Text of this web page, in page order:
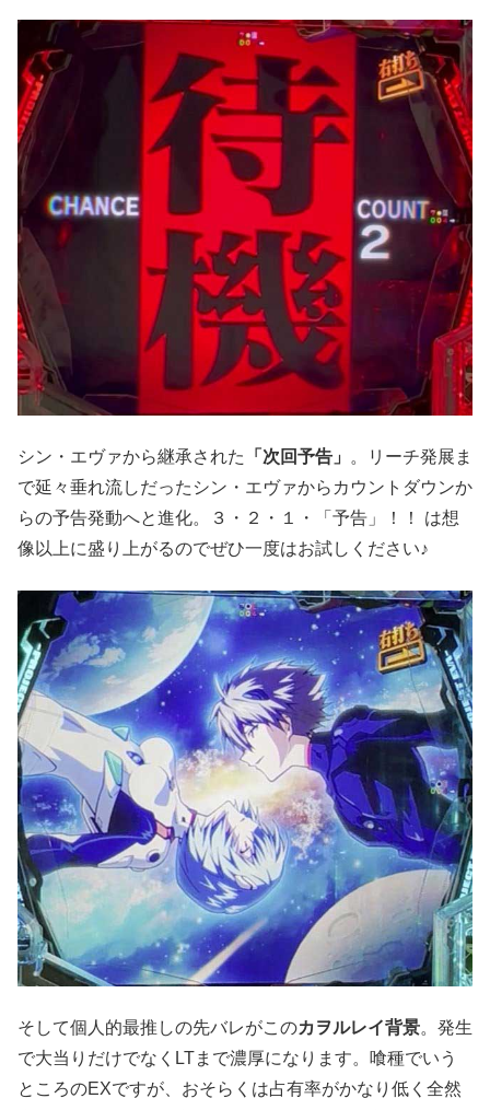
シン・エヴァから継承された 「次回予告」
。リーチ発展ま
で延々垂れ流しだったシン・エヴァからカウントダウンか
らの予告発動へと進化。３・２・１・「予告」！！ は想
像以上に盛り上がるのでぜひ一度はお試しください♪
そして個人的最推しの先バレがこのカヲルレイ背景。発生
で大当りだけでなくLTまで濃厚になります。喰種でいう
ところのEXですが、おそらくは占有率がかなり低く全然